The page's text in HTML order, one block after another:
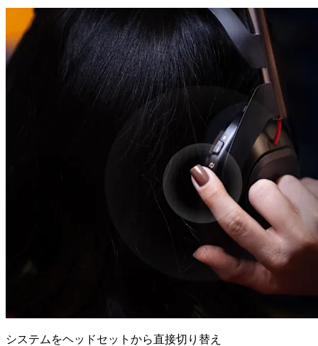
システムをヘッドセットから直接切り替え